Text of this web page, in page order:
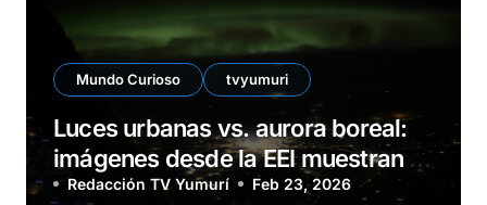
Mundo Curioso tvyumuri
Luces urbanas vs. aurora boreal:
imágenes desde la EEI muestran el
brillo de grandes ciudades rusas
Redacción TV Yumurí Feb 23, 2026